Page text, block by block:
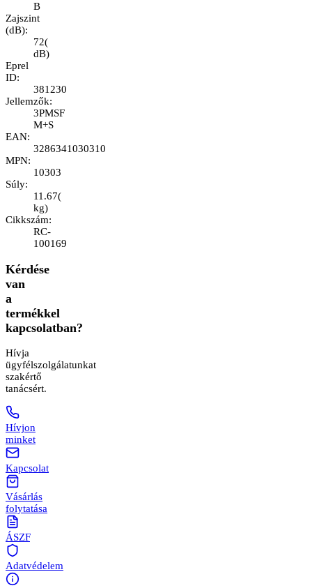
B
Zajszint
(dB):
72(
dB)
Eprel
ID:
381230
Jellemzők:
3PMSF
M+S
EAN:
3286341030310
MPN:
10303
Súly:
11.67(
kg)
Cikkszám:
RC-
100169
Kérdése
van
a
termékkel
kapcsolatban?
Hívja
ügyfélszolgálatunkat
szakértő
tanácsért.
Hívjon
minket
Kapcsolat
Vásárlás
folytatása
ÁSZF
Adatvédelem